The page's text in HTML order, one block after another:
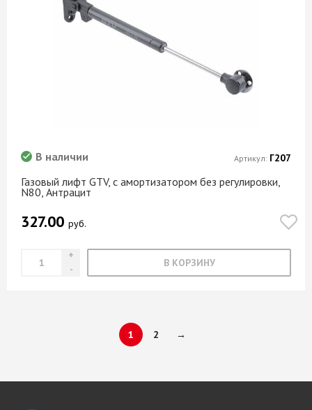
Газовый лифт GTV, с амортизатором без регулировки,
N80, Антрацит
В наличии
327.00 руб.
В КОРЗИНУ
Артикул: Г207
1 2 →